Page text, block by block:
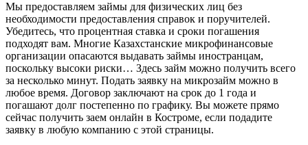
Мы предоставляем займы для физических лиц без
необходимости предоставления справок и поручителей.
Убедитесь, что процентная ставка и сроки погашения
подходят вам. Многие Казахстанские микрофинансовые
организации опасаются выдавать займы иностранцам,
поскольку высоки риски… Здесь займ можно получить всего
за несколько минут. Подать заявку на микрозайм можно в
любое время. Договор заключают на срок до 1 года и
погашают долг постепенно по графику. Вы можете прямо
сейчас получить заем онлайн в Костроме, если подадите
заявку в любую компанию с этой страницы.